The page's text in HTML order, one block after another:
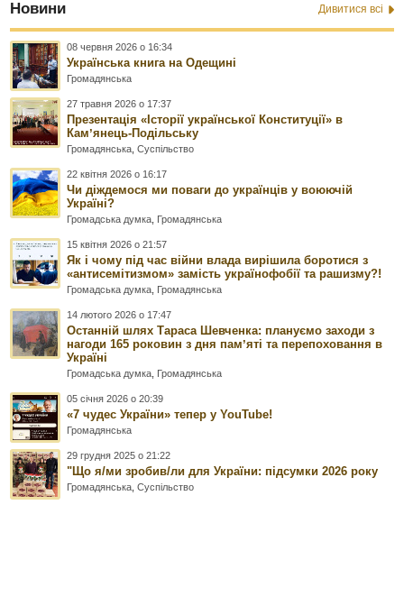
Новини Дивитися всі
08 червня 2026 о 16:34
Українська книга на Одещині
Громадянська
27 травня 2026 о 17:37
Презентація «Історії української Конституції» в
Камʼянець-Подільську
Громадянська ,Суспільство
22 квітня 2026 о 16:17
Чи діждемося ми поваги до українців у воюючій
Україні?
Громадська думка Громадянська
15 квітня 2026 о 21:57
Як і чому під час війни влада вирішила боротися з
«антисемітизмом» замість українофобії та рашизму?!
Громадська думка Громадянська
14 лютого 2026 о 17:47
Останній шлях Тараса Шевченка: плануємо заходи з
нагоди 165 роковин з дня памʼяті та перепоховання в
Україні
Громадська думка Громадянська
05 січня 2026 о 20:39
«7 чудес України» тепер у YouTube!
Громадянська
29 грудня 2025 о 21:22
"Що я/ми зробив/ли для України: підсумки 2026 року
Громадянська ,Суспільство